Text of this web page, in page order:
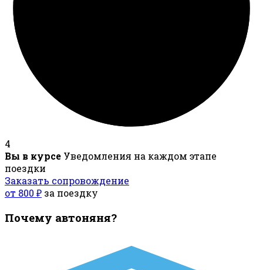
4
Вы в курсе Уведомления на каждом этапе
поездки
Заказать сопровождение
от 800 ₽ за поездку
Почему автоняня?